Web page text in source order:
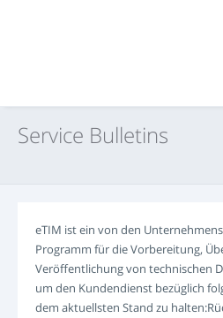
STANDARD-NAVIGATION
ALLGEMEINE
Ersatzteilekatalog
Zeitpläne / Ausstattung
Spezialwerkzeuge
Service Bulletins
eTIM ist ein von den
Programm für die Vorbereitung,
Veröffentlichung von technischen
um den Kundendienst bezüglich
dem aktuellsten Stand zu